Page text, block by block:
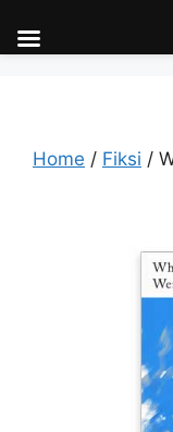
Home / Fiksi /